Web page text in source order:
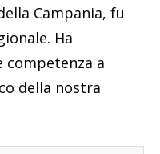
Campania, fu
Ha
a
della nostra